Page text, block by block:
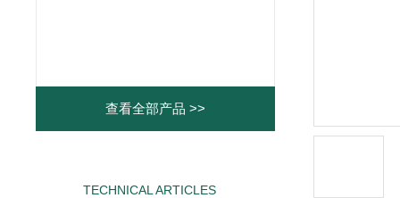
查看全部产品 >>
TECHNICAL ARTICLES